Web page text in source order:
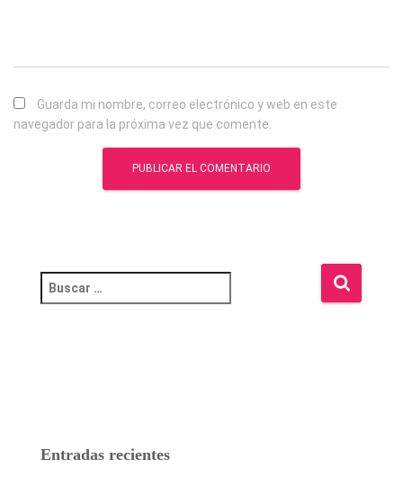
Guarda mi nombre, correo electrónico y web en este
navegador para la próxima vez que comente.
Entradas recientes